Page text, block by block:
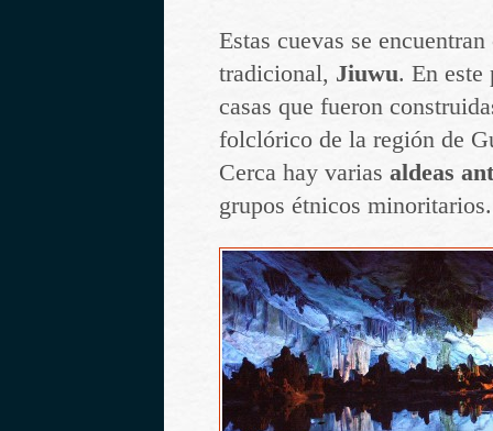
Estas cuevas se
tradicional, Jiuwu. En este
casas que fueron
folclórico de la región de
Cerca hay varias aldeas
grupos étnicos minoritarios.